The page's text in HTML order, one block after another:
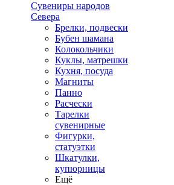
Сувениры народов
Севера
Брелки, подвески
Бубен шамана
Колокольчики
Куклы, матрешки
Кухня, посуда
Магниты
Панно
Расчески
Тарелки
сувенирные
Фигурки,
статуэтки
Шкатулки,
купюрницы
Ещё